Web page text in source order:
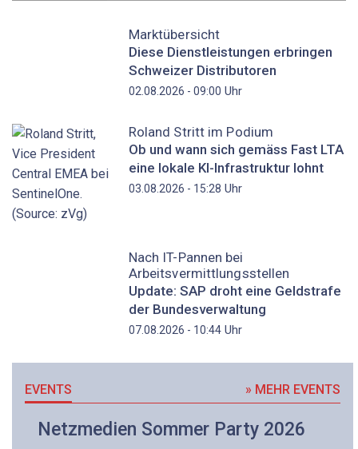
Marktübersicht
Diese Dienstleistungen erbringen
Schweizer Distributoren
02.08.2026 - 09:00 Uhr
Roland Stritt im Podium
Ob und wann sich gemäss Fast LTA
eine lokale KI-Infrastruktur lohnt
03.08.2026 - 15:28 Uhr
Nach IT-Pannen bei
Arbeitsvermittlungsstellen
Update: SAP droht eine Geldstrafe
der Bundesverwaltung
07.08.2026 - 10:44Uhr
EVENTS » MEHR EVENTS
Netzmedien Sommer Party 2026